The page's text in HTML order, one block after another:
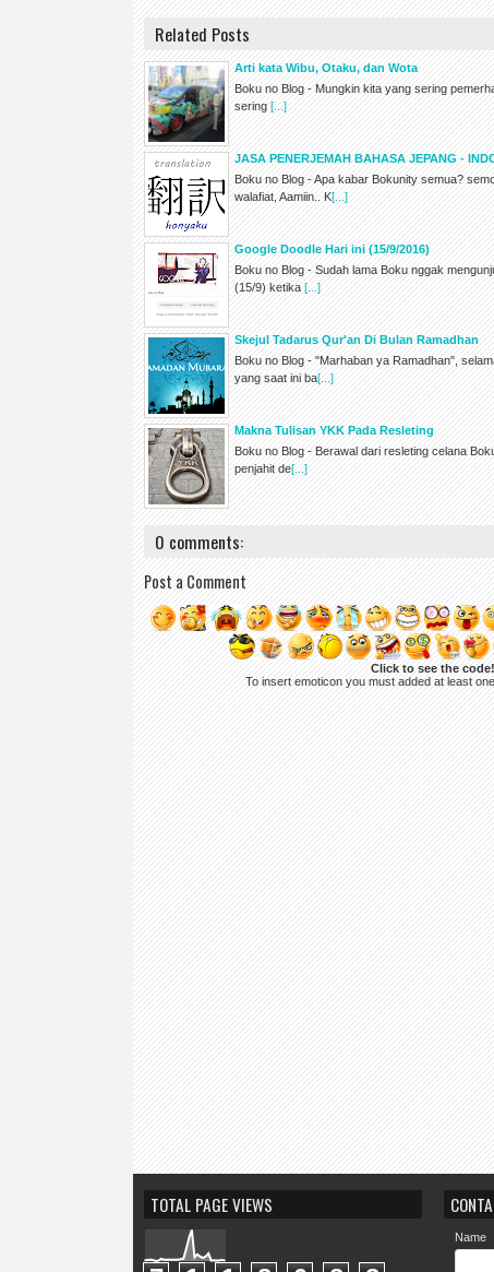
Related Posts
Arti kata Wibu, Otaku, dan Wota
Boku no Blog - Mungkin kita yang sering
sering[...]
JASA PENERJEMAH BAHASA JEPANG -
Boku no Blog - Apa kabar Bokunity semua?
walafiat, Aamiin.. K[...]
Google Doodle Hari ini (15/9/2016)
Boku no Blog - Sudah lama Boku nggak
(15/9) ketika[...]
Skejul Tadarus Qur'an Di Bulan Ramadhan
Boku no Blog - "Marhaban ya Ramadhan",
yang saat ini ba[...]
Makna Tulisan YKK Pada Resleting
Boku no Blog - Berawal dari resleting celana
penjahit de[...]
0 comments:
Post a Comment
Click to see the code!
To insert emoticon you must added at least
TOTAL PAGE VIEWS
Name